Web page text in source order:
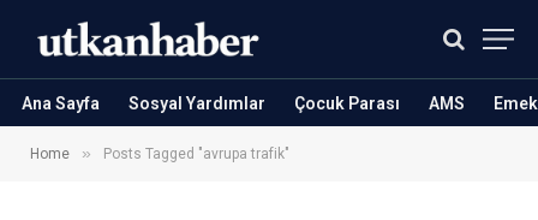
Ana Sayfa Sosyal Yardımlar Çocuk Parası AMS
Home » Posts Tagged "avrupa trafik"